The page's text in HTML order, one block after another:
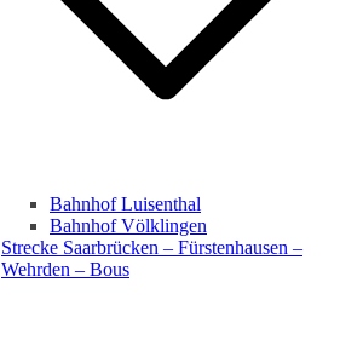
Bahnhof Luisenthal
Bahnhof Völklingen
Strecke Saarbrücken – Fürstenhausen –
Wehrden – Bous